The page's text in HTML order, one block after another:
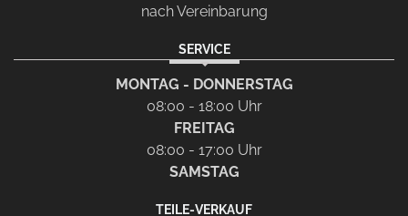
nach Vereinbarung
SERVICE
MONTAG - DONNERSTAG
08:00 - 18:00 Uhr
FREITAG
08:00 - 17:00 Uhr
SAMSTAG
TEILE-VERKAUF